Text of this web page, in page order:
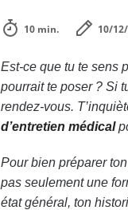
10 min. 10/
Est-ce que tu te sens
pourrait te poser ? Si
rendez-vous.
d’entretien médical
Pour bien préparer
pas seulement une
état général, ton